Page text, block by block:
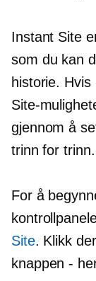
Instant Site
som du kan
historie.
Site-
gjennom å
trinn for trinn.
For å
Site. Klikk
knappen -